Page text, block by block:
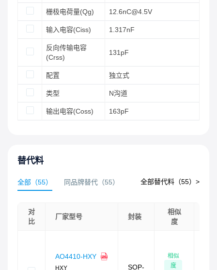
栅极电荷量(Qg) 12.6nC@4.5V
输入电容(Ciss) 1.317nF
反向传输电容
(Crss)
131pF
配置 独立式
类型 N沟道
输出电容(Coss) 163pF
替代料
全部 （55） 同品牌替代 （55） 全部替代料（55）>
对
比
厂家型号 封装
相似
度
AO4410-HXY
HXY SOP-
相似
度